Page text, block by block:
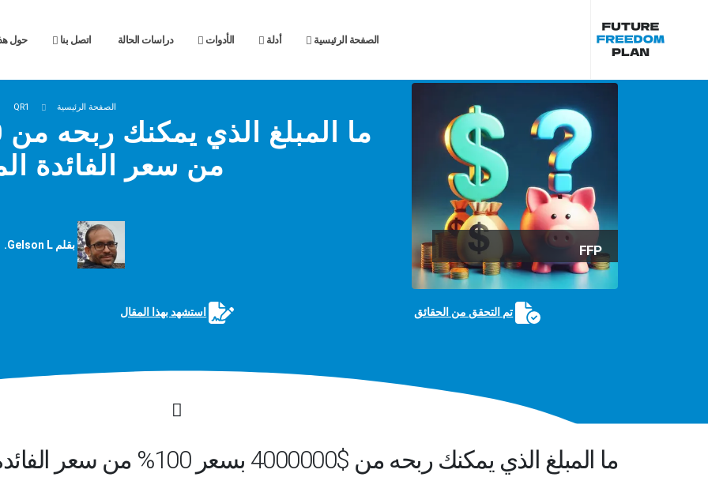
الصفحة الرئيسية أدلة الأدوات دراسات الحالة اتصل بنا حول
FFP
الصفحة الرئيسية QR1
من سعر الفائدة
بقلم Gelson L.
تم التحقق من الحقائق استشهد بهذا المقال
ما المبلغ الذي يمكنك ربحه من $4000000 بسعر 100% من سعر